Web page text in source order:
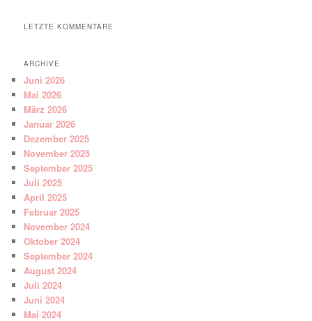
LETZTE KOMMENTARE
ARCHIVE
Juni 2026
Mai 2026
März 2026
Januar 2026
Dezember 2025
November 2025
September 2025
Juli 2025
April 2025
Februar 2025
November 2024
Oktober 2024
September 2024
August 2024
Juli 2024
Juni 2024
Mai 2024